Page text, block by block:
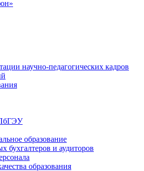
научно-педагогических кадров
образование
бухгалтеров и аудиторов
образования